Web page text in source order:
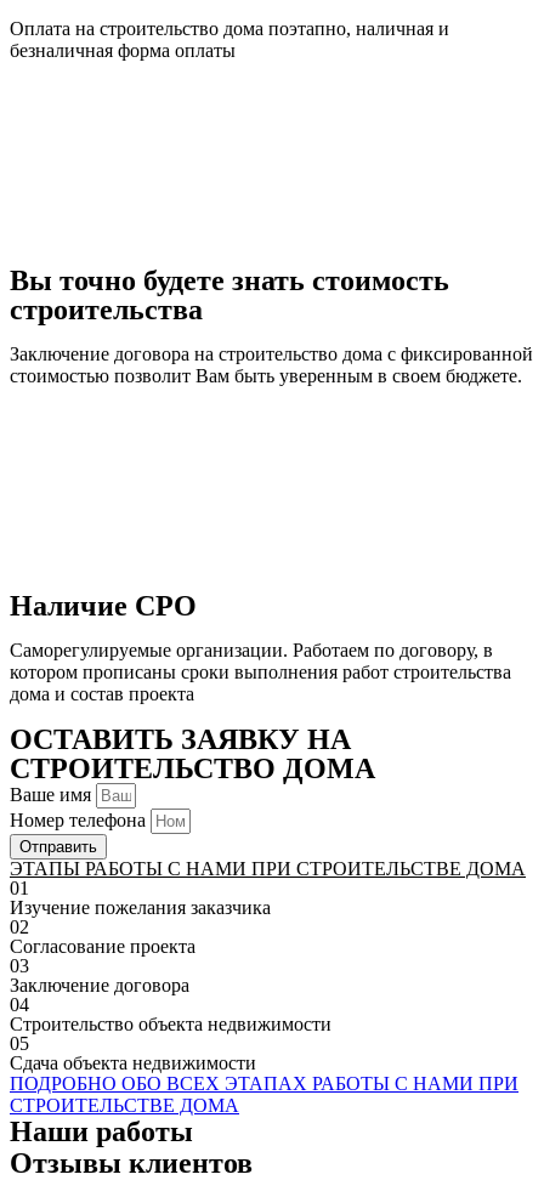
Оплата на строительство дома поэтапно, наличная и
безналичная форма оплаты
Вы точно будете знать стоимость
строительства
Заключение договора на строительство дома с фиксированной
стоимостью позволит Вам быть уверенным в своем бюджете.
Наличие СРО
Саморегулируемые организации. Работаем по договору, в
котором прописаны сроки выполнения работ строительства
дома и состав проекта
ОСТАВИТЬ ЗАЯВКУ НА
СТРОИТЕЛЬСТВО ДОМА
Ваше имя
Номер телефона
Отправить
ЭТАПЫ РАБОТЫ С НАМИ ПРИ СТРОИТЕЛЬСТВЕ ДОМА
01
Изучение пожелания заказчика
02
Согласование проекта
03
Заключение договора
04
Строительство объекта недвижимости
05
Сдача объекта недвижимости
ПОДРОБНО ОБО ВСЕХ ЭТАПАХ РАБОТЫ С НАМИ ПРИ
СТРОИТЕЛЬСТВЕ ДОМА
Наши работы
Отзывы клиентов